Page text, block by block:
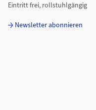
Eintritt frei, rollstuhlgängig
Newsletter abonnieren